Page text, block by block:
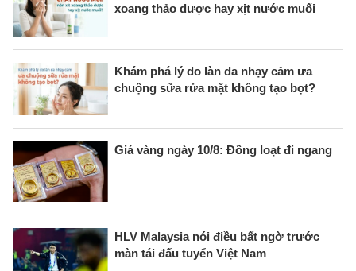
xoang thảo dược hay xịt nước muối
Khám phá lý do làn da nhạy cảm ưa
chuộng sữa rửa mặt không tạo bọt?
Giá vàng ngày 10/8: Đồng loạt đi ngang
HLV Malaysia nói điều bất ngờ trước
màn tái đấu tuyển Việt Nam